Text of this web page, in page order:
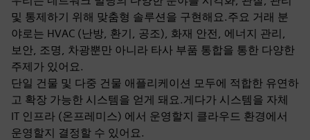
및 통제하기 위해 맞춤형 솔루션을 구현해요.주요 거래 분
야로는 HVAC (난방, 환기, 공조), 화재 안전, 에너지 관리,
보안, 조명, 차광뿐만 아니라 타사 부품 통합을 통한 다양한
주제가 있어요.
단일 건물 및 다중 건물 애플리케이션 모두에 적합한 유연하
고 확장 가능한 시스템을 얻게 돼요.게다가 시스템을 자체
IT 인프라 (온프레미스) 에서 운영할지 클라우드 환경에서
운영할지 결정할 수 있어요.